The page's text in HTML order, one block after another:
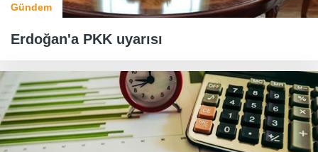
Gündem
Erdoğan'a PKK uyarısı